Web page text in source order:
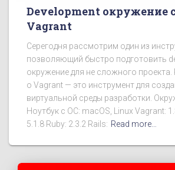
Development окружение
Vagrant
Серегодня рассмотрим один из
позволяющий быстро подготовить
окружение для не сложного проекта.
о Vagrant — это инструмент для
виртуальной среды разработки.
Ноутбук с ОС: macOS, Linux Vagrant:
5.1.8 Ruby: 2.3.2 Rails: Read more…